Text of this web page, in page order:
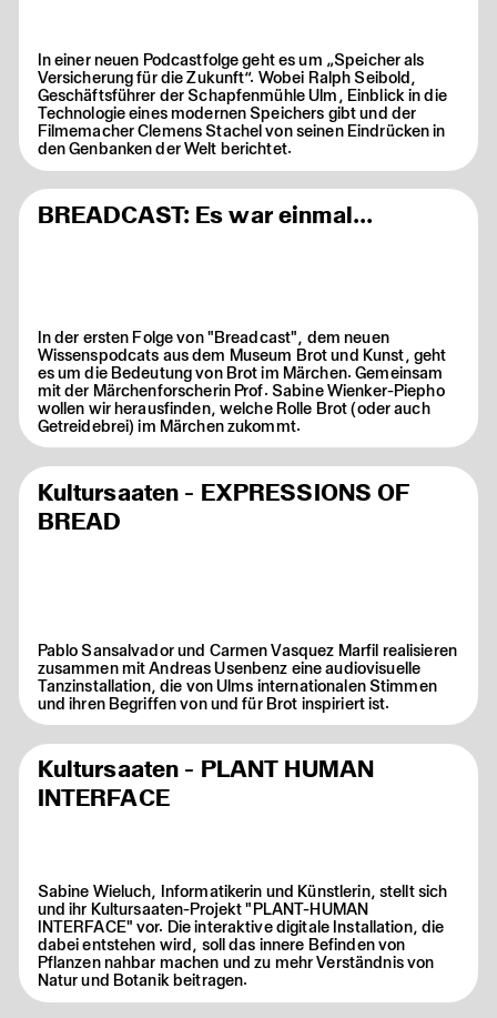
In einer neuen Podcastfolge geht es um „Speicher als
Versicherung für die Zukunft“. Wobei Ralph Seibold,
Geschäftsführer der Schapfenmühle Ulm, Einblick in die
Technologie eines modernen Speichers gibt und der
Filmemacher Clemens Stachel von seinen Eindrücken in
den Genbanken der Welt berichtet.
BREADCAST: Es war einmal...
In der ersten Folge von "Breadcast", dem neuen
Wissenspodcats aus dem Museum Brot und Kunst, geht
es um die Bedeutung von Brot im Märchen. Gemeinsam
mit der Märchenforscherin Prof. Sabine Wienker-Piepho
wollen wir herausfinden, welche Rolle Brot (oder auch
Getreidebrei) im Märchen zukommt.
Kultursaaten - EXPRESSIONS OF
BREAD
Pablo Sansalvador und Carmen Vasquez Marfil realisieren
zusammen mit Andreas Usenbenz eine audiovisuelle
Tanzinstallation, die von Ulms internationalen Stimmen
und ihren Begriffen von und für Brot inspiriert ist.
Kultursaaten - PLANT HUMAN
INTERFACE
Sabine Wieluch, Informatikerin und Künstlerin, stellt sich
und ihr Kultursaaten-Projekt "PLANT-HUMAN
INTERFACE" vor. Die interaktive digitale Installation, die
dabei entstehen wird, soll das innere Befinden von
Pflanzen nahbar machen und zu mehr Verständnis von
Natur und Botanik beitragen.